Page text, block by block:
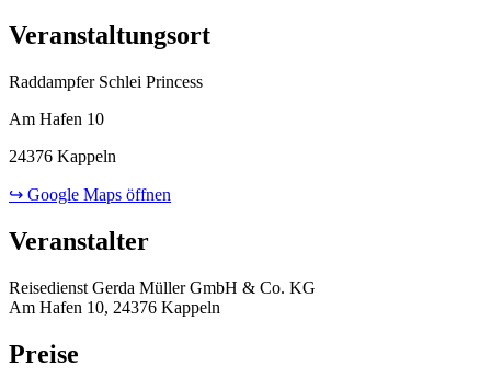
Veranstaltungsort
Raddampfer Schlei Princess
Am Hafen 10
24376 Kappeln
↪ Google Maps öffnen
Veranstalter
Reisedienst Gerda Müller GmbH & Co. KG
Am Hafen 10, 24376 Kappeln
Preise